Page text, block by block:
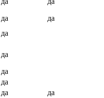
да
да
да
да
да
да
да
да